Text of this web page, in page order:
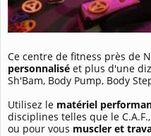
Ce centre de fitness près de
personnalisé et plus d'une
Sh'Bam, Body Pump, Body
Utilisez le matériel
disciplines telles que le
ou pour vous muscler et